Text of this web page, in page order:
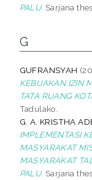
PALU. Sarjana
G
GUFRANSYAH
KEBIJAKAN IZIN
TATA RUANG
Tadulako.
G. A. KRISTHA
IMPLEMENTASI
MASYARAKAT
MASYARAKAT
PALU. Sarjana